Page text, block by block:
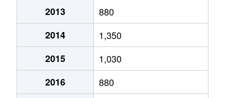
2013
880
2014
1,350
2015
1,030
2016
880